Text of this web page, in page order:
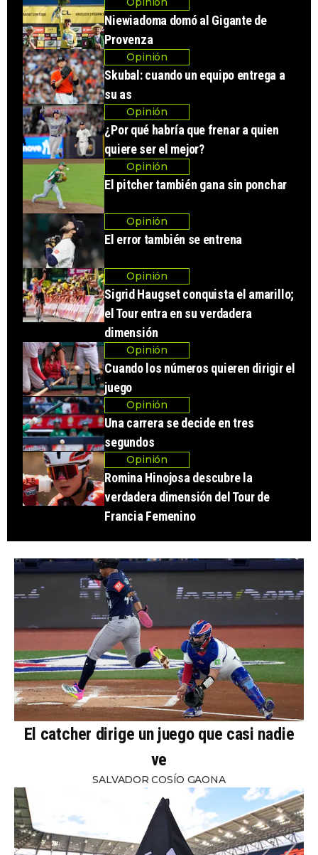
Niewiadoma domó al Gigante de
Provenza
Opinión
Skubal: cuando un equipo entrega a
su as
Opinión
¿Por qué habría que frenar a quien
quiere ser el mejor?
Opinión
El pitcher también gana sin ponchar
Opinión
El error también se entrena
Opinión
Sigrid Haugset conquista el amarillo;
el Tour entra en su verdadera
dimensión
Opinión
Cuando los números quieren dirigir el
juego
Opinión
Una carrera se decide en tres
segundos
Opinión
Romina Hinojosa descubre la
verdadera dimensión del Tour de
Francia Femenino
El catcher dirige un juego que casi nadie
ve
SALVADOR COSÍO GAONA